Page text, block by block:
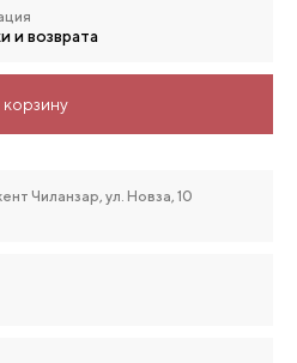
Чиланзар, ул. Новза, 10
и возврата
корзину